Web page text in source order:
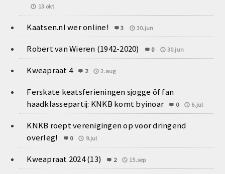
13.okt
Kaatsen.nl wer online! 3 30.jun
Robert van Wieren (1942-2020) 0 30.jun
Kweapraat 4 2 2.aug
Ferskate keatsferieningen sjogge ôf fan
haadklassepartij: KNKB komt byinoar
0 6.jul
KNKB roept verenigingen op voor dringend
overleg!
0 9.jul
Kweapraat 2024 (13) 2 15.sep